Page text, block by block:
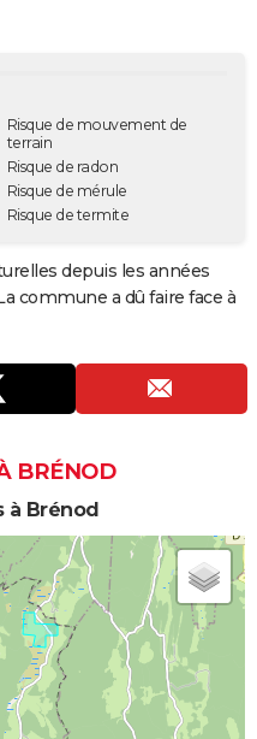
Risque de mouvement de
terrain
Risque de radon
Risque de mérule
Risque de termite
depuis les années
commune a dû faire face à
BRÉNOD
à Brénod